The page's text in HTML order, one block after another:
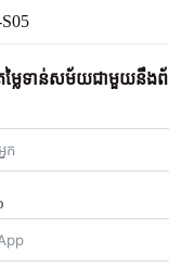
លៃទាន់សម័យជាមួយនឹងព័